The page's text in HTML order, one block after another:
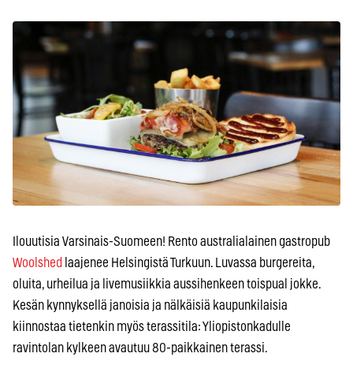
Ilouutisia Varsinais-Suomeen! Rento australialainen gastropub
Woolshed laajenee Helsingistä Turkuun. Luvassa burgereita,
oluita, urheilua ja livemusiikkia aussihenkeen toispual jokke.
Kesän kynnyksellä janoisia ja nälkäisiä kaupunkilaisia
kiinnostaa tietenkin myös terassitila: Yliopistonkadulle
ravintolan kylkeen avautuu 80-paikkainen terassi.